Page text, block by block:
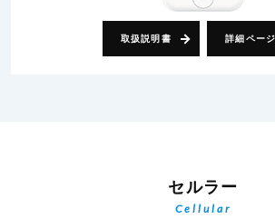
取扱説明書 詳細ページ
セルラー
Cellular